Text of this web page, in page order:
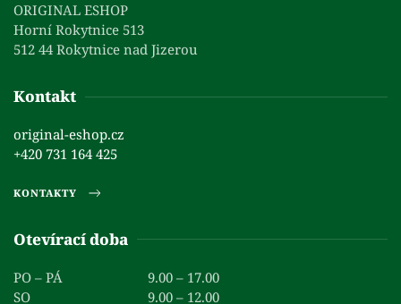
ORIGINAL ESHOP
Horní Rokytnice 513
512 44 Rokytnice nad Jizerou
Kontakt
original-eshop.cz
+420 731 164 425
KONTAKTY
Otevírací doba
PO – PÁ
9.00 – 17.00
SO
9.00 – 12.00